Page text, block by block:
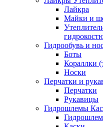
Лайкра
Майки и
Гидрообувь и
Боты
Кораллки
Носки
Перчатки и
Перчатки
Рукавицы
Гидрошлемы